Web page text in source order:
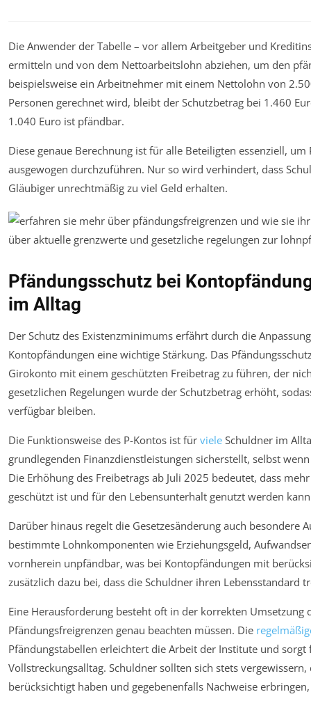
Die Anwender der Tabelle – vor allem Arbeitgeber und
ermitteln und von dem Nettoarbeitslohn abziehen, um den
beispielsweise ein Arbeitnehmer mit einem Nettolohn von
Personen gerechnet wird, bleibt der Schutzbetrag bei 1.460
1.040 Euro ist pfändbar.
Diese genaue Berechnung ist für alle Beteiligten essenziell,
ausgewogen durchzuführen. Nur so wird verhindert, dass
Gläubiger unrechtmäßig zu viel Geld erhalten.
Pfändungsschutz bei
im Alltag
Der Schutz des Existenzminimums erfährt durch die
Kontopfändungen eine wichtige Stärkung. Das
Girokonto mit einem geschützten Freibetrag zu führen, der
gesetzlichen Regelungen wurde der Schutzbetrag erhöht,
verfügbar bleiben.
Die Funktionsweise des P-Kontos ist für viele Schuldner im
grundlegenden Finanzdienstleistungen sicherstellt, selbst
Die Erhöhung des Freibetrags ab Juli 2025 bedeutet, dass
geschützt ist und für den Lebensunterhalt genutzt werden
Darüber hinaus regelt die Gesetzesänderung auch besondere
bestimmte Lohnkomponenten wie Erziehungsgeld,
vornherein unpfändbar, was bei Kontopfändungen mit
zusätzlich dazu bei, dass die Schuldner ihren Lebensstandard
Eine Herausforderung besteht oft in der korrekten Umsetzung
Pfändungsfreigrenzen genau beachten müssen. Die
Pfändungstabellen erleichtert die Arbeit der Institute und
Vollstreckungsalltag. Schuldner sollten sich stets
berücksichtigt haben und gegebenenfalls Nachweise